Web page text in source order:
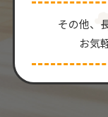
その他、
お気